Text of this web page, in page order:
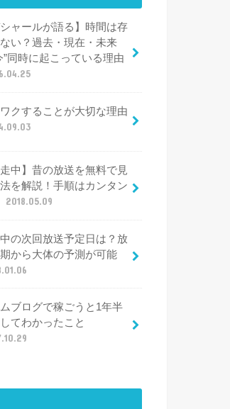
シャールが語る】時間は存
い？過去・現在・未来
”同時に起こっている理由
クすることが大切な理由
走中】昔の放送を無料で見
を解説！手順はカンタン
2018.05.09
の次回放送予定日は？放
から大体の予測が可能
ブログで稼ごうと1年半
てわかったこと